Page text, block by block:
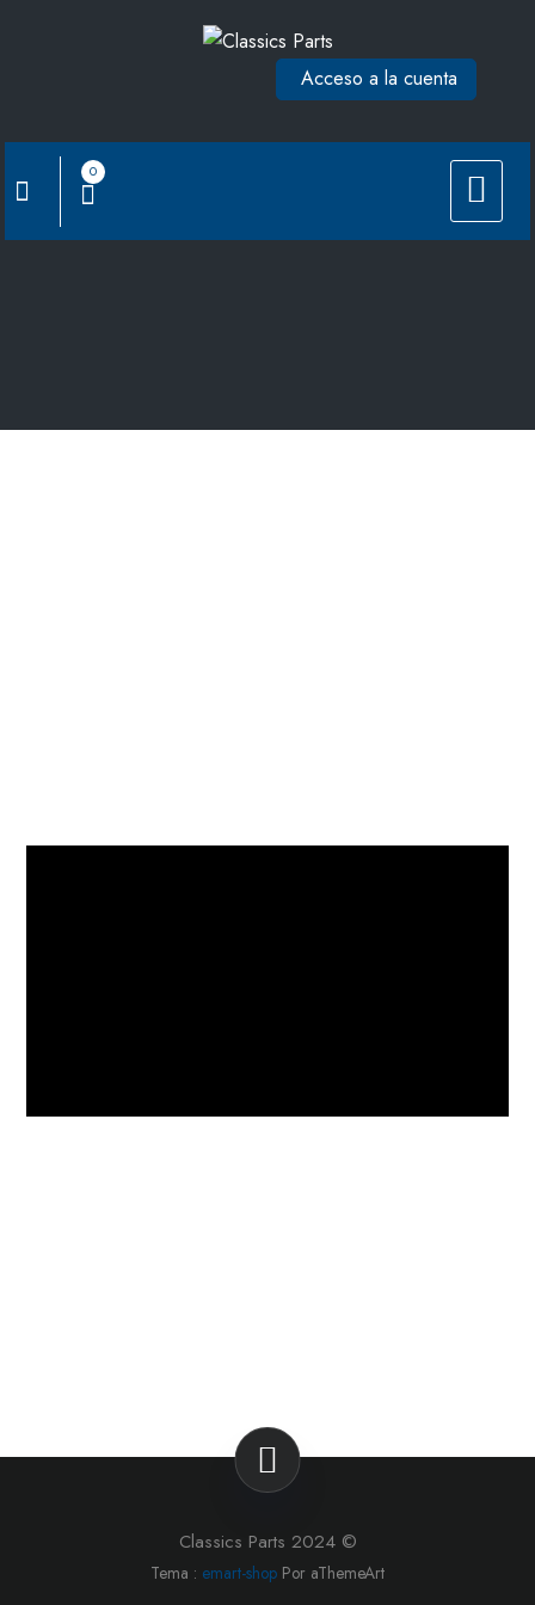
Acceso a la cuenta
0
Classics Parts 2024 ©
Tema : emart-shop Por aThemeArt